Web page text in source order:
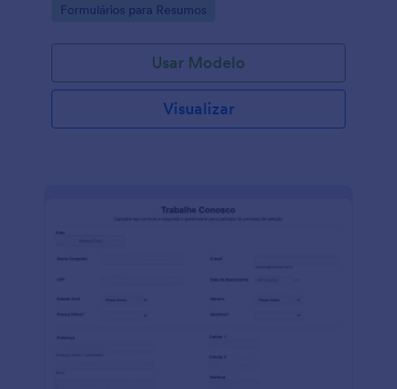
Go to Category:
Formulários para Resumos
Usar Modelo
Visualizar